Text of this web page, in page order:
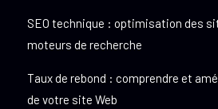
SEO technique : optimisation des
moteurs de recherche
Taux de rebond : comprendre et
de votre site Web